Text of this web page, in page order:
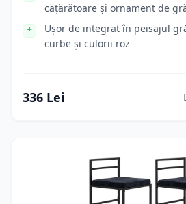
cățărătoare și ornament de
Ușor de integrat în peisajul
curbe și culorii roz
336 Lei